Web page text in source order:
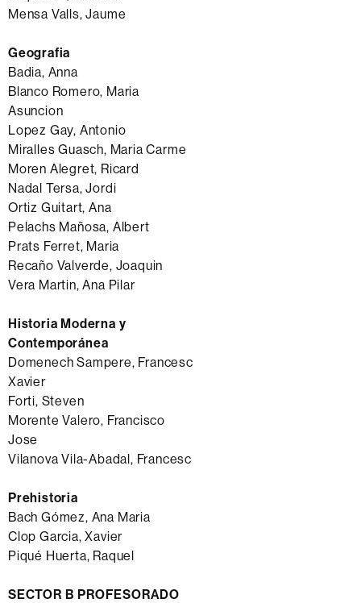
Mensa Valls, Jaume
Geografia
Badia, Anna
Blanco Romero, Maria
Asuncion
Lopez Gay, Antonio
Miralles Guasch, Maria Carme
Moren Alegret, Ricard
Nadal Tersa, Jordi
Ortiz Guitart, Ana
Pelachs Mañosa, Albert
Prats Ferret, Maria
Recaño Valverde, Joaquin
Vera Martin, Ana Pilar
Historia Moderna y
Contemporánea
Domenech Sampere, Francesc
Xavier
Forti, Steven
Morente Valero, Francisco
Jose
Vilanova Vila-Abadal, Francesc
Prehistoria
Bach Gómez, Ana Maria
Clop Garcia, Xavier
Piqué Huerta, Raquel
SECTOR B PROFESORADO